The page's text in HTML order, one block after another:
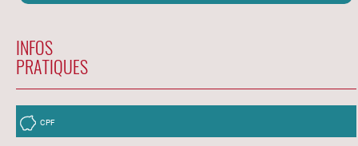
INFOS
PRATIQUES
CPF